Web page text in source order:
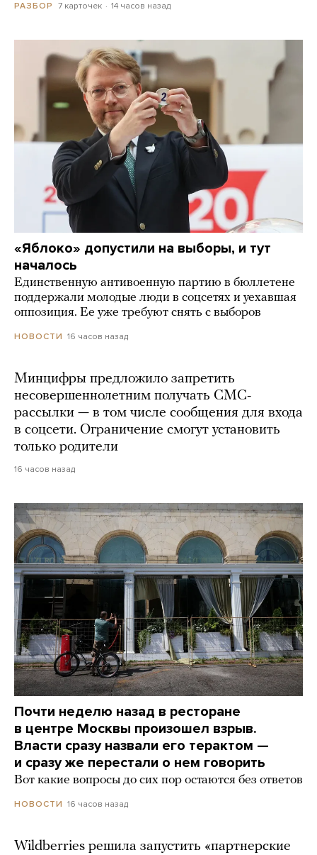
РАЗБОР 7 карточек 14 часов назад
«Яблоко» допустили на выборы, и тут
началось
Единственную антивоенную партию в бюллетене
поддержали молодые люди в соцсетях и уехавшая
оппозиция. Ее уже требуют снять с выборов
НОВОСТИ 16 часов назад
Минцифры предложило запретить
несовершеннолетним получать СМС-
рассылки — в том числе сообщения для входа
в соцсети. Ограничение смогут установить
только родители
16 часов назад
Почти неделю назад в ресторане
в центре Москвы произошел взрыв.
Власти сразу назвали его терактом —
и сразу же перестали о нем говорить
Вот какие вопросы до сих пор остаются без ответов
НОВОСТИ 16 часов назад
Wildberries решила запустить «партнерские